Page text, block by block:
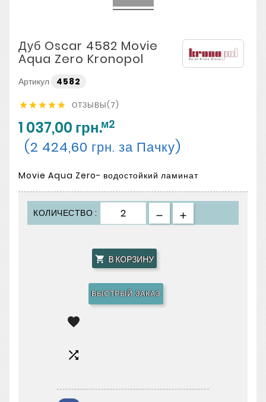
Дуб Oscar 4582 Movie
Aqua Zero Kronopol
Артикул 4582
     ОТЗЫВЫ(7)
1 037,00 грн.м2
(2 424,60 грн. за Пачку)
Movie Aqua Zero- водостойкий ламинат
КОЛИЧЕСТВО :
 В КОРЗИНУ
БЫСТРЫЙ ЗАКАЗ

